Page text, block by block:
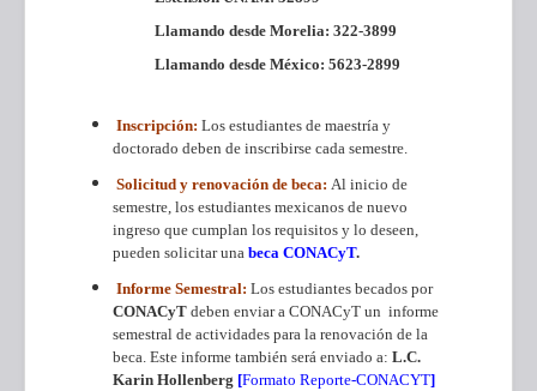
Llamando desde Morelia: 322-3899
Llamando desde México: 5623-2899
Inscripción: Los estudiantes de maestría y
doctorado deben de inscribirse cada semestre.
Solicitud y renovación de beca: Al inicio de
semestre, los estudiantes mexicanos de nuevo
ingreso que cumplan los requisitos y lo deseen,
pueden solicitar una beca CONACyT.
Informe Semestral: Los estudiantes becados por
CONACyTdeben enviar a CONACyT un informe
semestral de actividades para la renovación de la
beca. Este informe también será enviado a: L.C.
Karin Hollenberg [Formato Reporte-CONACYT]